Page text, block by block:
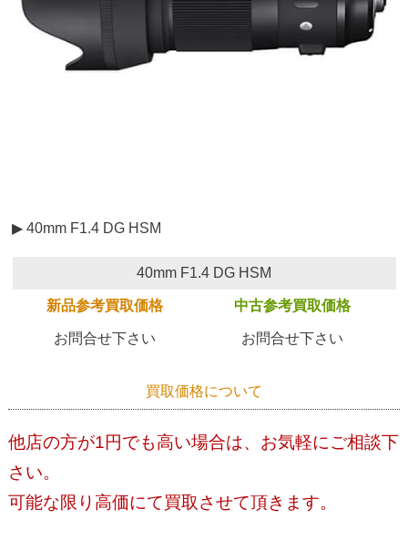
▶ 40mm F1.4 DG HSM
40mm F1.4 DG HSM
新品参考買取価格 中古参考買取価格
お問合せ下さい お問合せ下さい
買取価格について
他店の方が1円でも高い場合は、お気軽にご相談下
さい。
可能な限り高価にて買取させて頂きます。